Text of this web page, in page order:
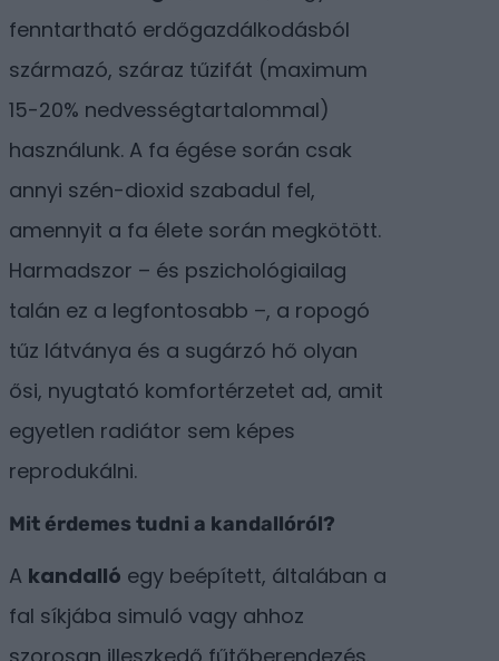
fenntartható erdőgazdálkodásból
származó, száraz tűzifát (maximum
15-20% nedvességtartalommal)
használunk. A fa égése során csak
annyi szén-dioxid szabadul fel,
amennyit a fa élete során megkötött.
Harmadszor – és pszichológiailag
talán ez a legfontosabb –, a ropogó
tűz látványa és a sugárzó hő olyan
ősi, nyugtató komfortérzetet ad, amit
egyetlen radiátor sem képes
reprodukálni.
Mit érdemes tudni a kandallóról?
A kandalló egy beépített, általában a
fal síkjába simuló vagy ahhoz